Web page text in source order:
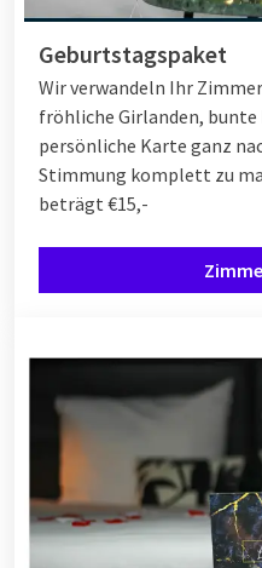
Geburtstagspaket
Wir verwandeln Ihr
fröhliche Girlanden,
persönliche Karte ganz
Stimmung komplett zu
beträgt €15,-